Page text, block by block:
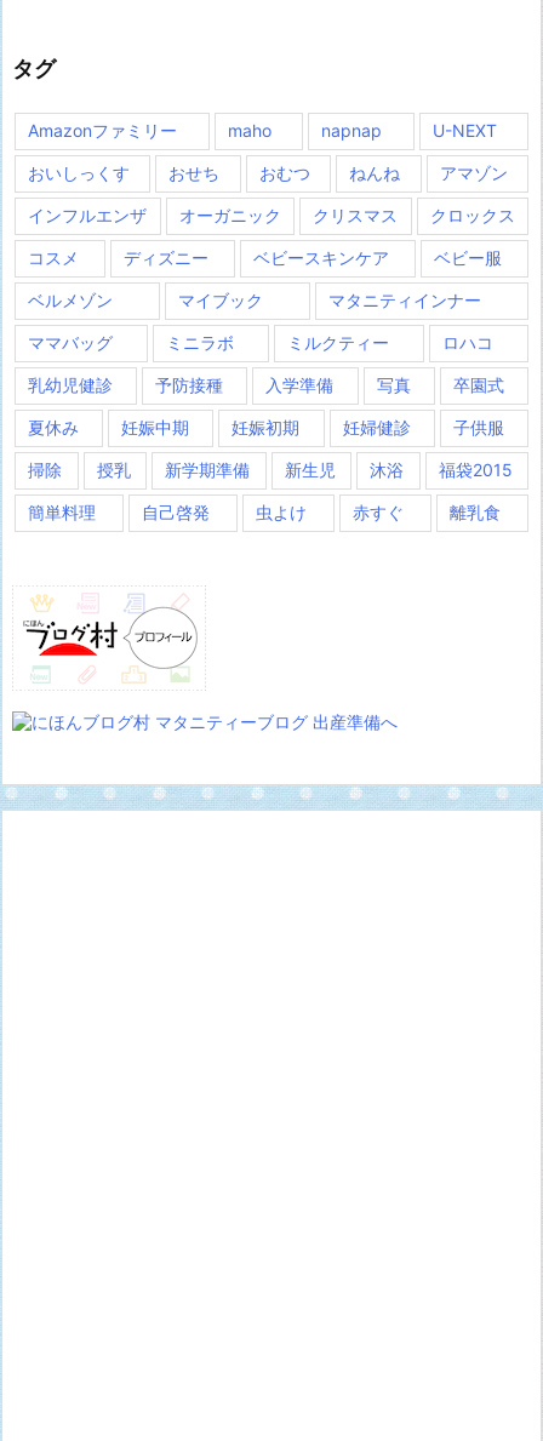
タグ
Amazonファミリー maho napnap U-NEXT
おいしっくす おせち おむつ ねんね アマゾン
インフルエンザ オーガニック クリスマス クロックス
コスメ ディズニー ベビースキンケア ベビー服
ベルメゾン マイブック マタニティインナー
ママバッグ ミニラボ ミルクティー ロハコ
乳幼児健診 予防接種 入学準備 写真 卒園式
夏休み 妊娠中期 妊娠初期 妊婦健診 子供服
掃除 授乳 新学期準備 新生児 沐浴 福袋2015
簡単料理 自己啓発 虫よけ 赤すぐ 離乳食